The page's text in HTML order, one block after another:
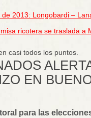
2013: Longobardi –
ricotera se traslada a
casi todos los puntos.
EN
para las